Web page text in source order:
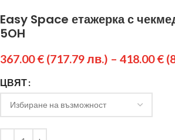
Easy Space етажерка с
5OH
367.00€ (717.79 лв.) – 418.00€
ЦВЯТ